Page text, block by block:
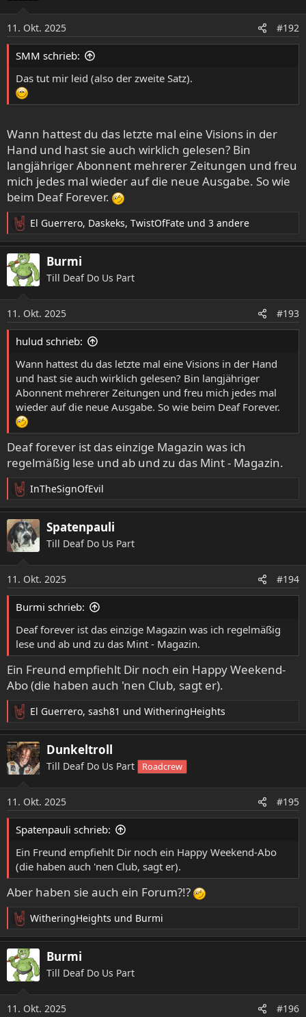
n
e
n
11. Okt. 2025 #192
SMM schrieb:
Das tut mir leid (also der zweite Satz).
Wann hattest du das letzte mal eine Visions in der
Hand und hast sie auch wirklich gelesen? Bin
langjähriger Abonnent mehrerer Zeitungen und freu
mich jedes mal wieder auf die neue Ausgabe. So wie
beim Deaf Forever.
R
e
a
k
t
n
e
n
El Guerrero, Daskeks, TwistOfFate und 3 andere
Burmi
Till Deaf Do Us Part
11. Okt. 2025 #193
hulud schrieb:
Wann hattest du das letzte mal eine Visions in der Hand
und hast sie auch wirklich gelesen? Bin langjähriger
Abonnent mehrerer Zeitungen und freu mich jedes mal
wieder auf die neue Ausgabe. So wie beim Deaf Forever.
Deaf forever ist das einzige Magazin was ich
regelmäßig lese und ab und zu das Mint - Magazin.
R
e
a
k
t
n
e
n
InTheSignOfEvil
Spatenpauli
Till Deaf Do Us Part
11. Okt. 2025 #194
Burmi schrieb:
Deaf forever ist das einzige Magazin was ich regelmäßig
lese und ab und zu das Mint - Magazin.
Ein Freund empfiehlt Dir noch ein Happy Weekend-
Abo (die haben auch 'nen Club, sagt er).
R
e
a
k
t
n
e
n
El Guerrero, sash81 und WitheringHeights
Dunkeltroll
Till Deaf Do Us Part Roadcrew
11. Okt. 2025 #195
Spatenpauli schrieb:
Ein Freund empfiehlt Dir noch ein Happy Weekend-Abo
(die haben auch 'nen Club, sagt er).
Aber haben sie auch ein Forum?!?
R
e
a
k
t
WitheringHeights und Burmi
Burmi
Till Deaf Do Us Part
11. Okt. 2025 #196